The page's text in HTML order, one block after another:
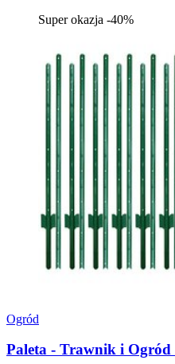
Super okazja -40%
Ogród
Paleta - Trawnik i Ogród